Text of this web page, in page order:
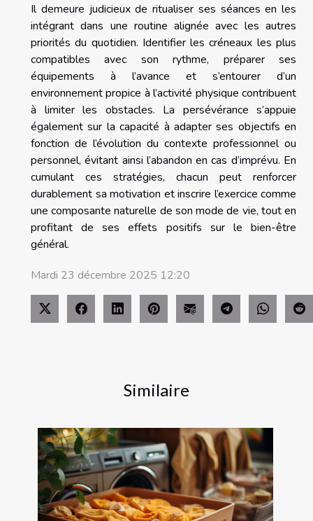
Similaire
Il demeure judicieux de ritualiser ses séances en les
intégrant dans une routine alignée avec les autres
priorités du quotidien. Identifier les créneaux les plus
compatibles avec son rythme, préparer ses
équipements à l’avance et s’entourer d’un
environnement propice à l’activité physique contribuent
à limiter les obstacles. La persévérance s’appuie
également sur la capacité à adapter ses objectifs en
fonction de l’évolution du contexte professionnel ou
personnel, évitant ainsi l’abandon en cas d’imprévu. En
cumulant ces stratégies, chacun peut renforcer
durablement sa motivation et inscrire l’exercice comme
une composante naturelle de son mode de vie, tout en
profitant de ses effets positifs sur le bien-être
général.
Mardi 23 décembre 2025 12:20